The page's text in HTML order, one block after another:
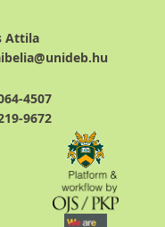
Attila
4507
9672